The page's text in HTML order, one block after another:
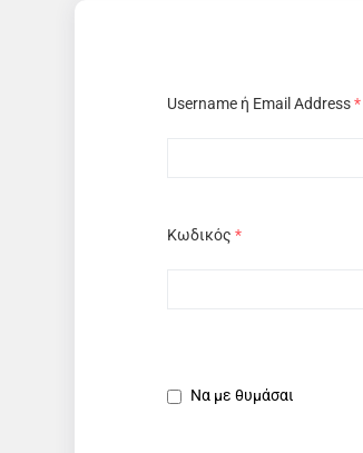
Username ή Email Address*
Κωδικός *
Να με θυμάσαι